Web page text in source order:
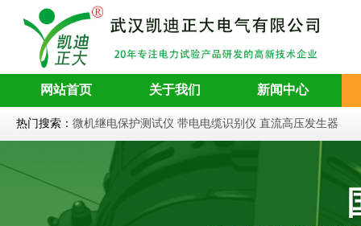
网站首页 关于我们 新闻中心
热门搜索： 微机继电保护测试仪 带电电缆识别仪 直流高压发生器